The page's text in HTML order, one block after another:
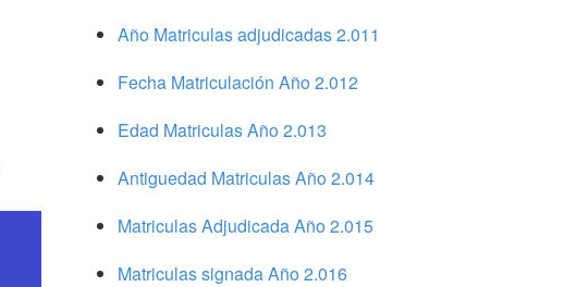
Año Matriculas adjudicadas 2.011
Fecha Matriculación Año 2.012
Edad Matriculas Año 2.013
Antiguedad Matriculas Año 2.014
Matriculas Adjudicada Año 2.015
Matriculas signada Año 2.016